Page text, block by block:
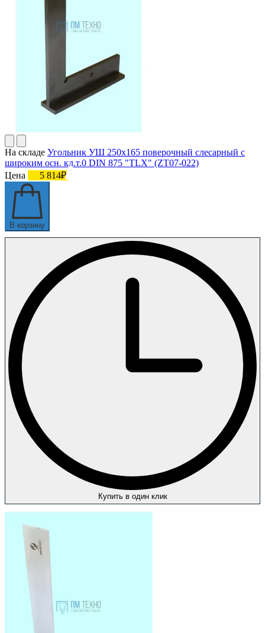
На складе Угольник УШ 250х165 поверочный слесарный с
широким осн. кл.т.0 DIN 875 "TLX" (ZT07-022)
Цена
5 814₽
В корзину
Купить в один клик